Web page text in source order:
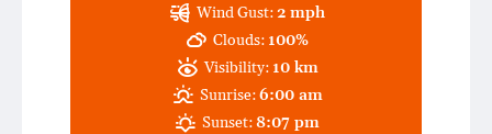
Wind Gust:2 mph
Clouds: 100%
Visibility: 10 km
Sunrise:6:00 am
Sunset:8:07 pm